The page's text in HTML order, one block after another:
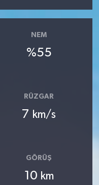
NEM
%55
RÜZGAR
7 km/s
GÖRÜŞ
10 km